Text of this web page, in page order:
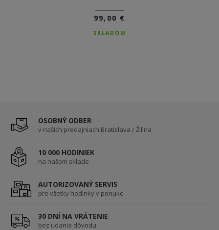
99,00 €
SKLADOM
99,00 €
SKLADOM
OSOBNÝ ODBER
v našich predajniach Bratislava / Žilina
10 000 HODINIEK
na našom sklade
AUTORIZOVANÝ SERVIS
pre všetky hodinky v ponuke
30 DNÍ NA VRÁTENIE
bez udania dôvodu